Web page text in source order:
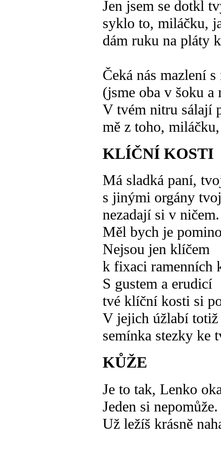
Jen jsem se dotkl
syklo to, miláčku,
dám ruku na pláty
Čeká nás mazlení s
(jsme oba v šoku a
V tvém nitru sálají
mě z toho,
KLÍČNÍ KOSTI
Má sladká paní,
s jinými orgány
nezadají si v ničem.
Měl bych je
Nejsou jen klíčem
k fixaci ramenních
S gustem a erudicí
tvé klíční kosti si
V jejich úžlabí
semínka stezky ke
KŮŽE
Je to tak, Lenko
Jeden si nepomůže.
Už ležíš krásně